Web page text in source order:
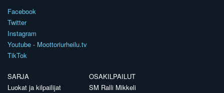
Facebook
Twitter
Instagram
Youtube - Moottoriurheilu.tv
TikTok
SARJA
Luokat ja kilpailijat
OSAKILPAILUT
SM Ralli Mikkeli